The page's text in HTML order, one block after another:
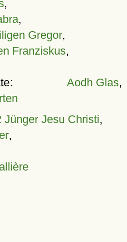
,
,
Gregor,
Franziskus,
Aodh Glas,
Jünger Jesu Christi,
,